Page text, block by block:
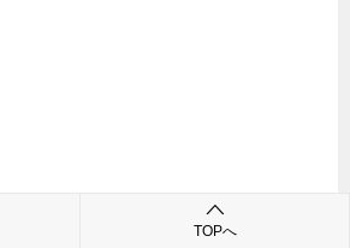
TOPへ